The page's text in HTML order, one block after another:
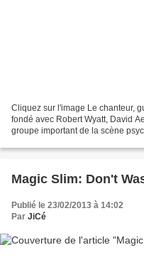
Cliquez sur l'image Le chanteur,
fondé avec Robert Wyatt, David
groupe important de la scène
Magic Slim: Don't
Publié le 23/02/2013 à 14:02
Par JiCé